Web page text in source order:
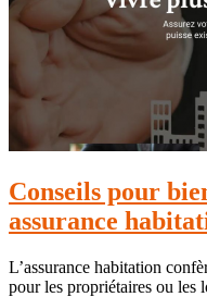
Conseils pour
assurance
L’assurance habitation
pour les propriétaires ou